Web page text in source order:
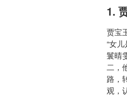
1.
贾宝
“女
鬟晴
二，
路，
观，